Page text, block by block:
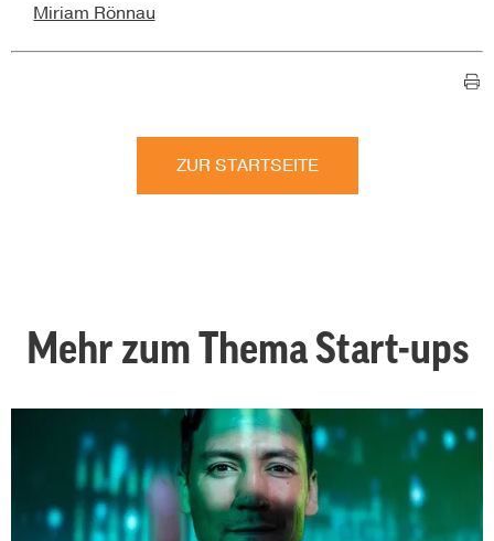
Miriam Rönnau
ZUR STARTSEITE
Mehr zum Thema Start-ups